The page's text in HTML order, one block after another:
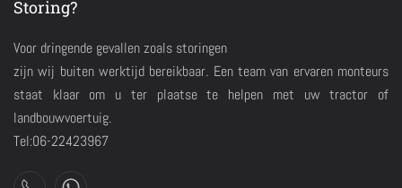
Storing?
Voor dringende gevallen zoals storingen
zijn wij buiten werktijd bereikbaar. Een team van ervaren monteurs
staat klaar om u ter plaatse te helpen met uw tractor of
landbouwvoertuig.
Tel:06-22423967